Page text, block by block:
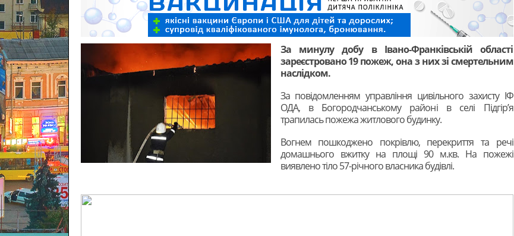
За минулу добу в Івано-Франківській області
зареєстровано 19 пожеж, она з них зі смертельним
наслідком.
За повідомленням управління цивільного захисту ІФ
ОДА, в Богородчанському районі в селі Підгір’я
трапилась пожежа житлового будинку.
Вогнем пошкоджено покрівлю, перекриття та речі
домашнього вжитку на площі 90 м.кв. На пожежі
виявлено тіло 57-річного власника будівлі.